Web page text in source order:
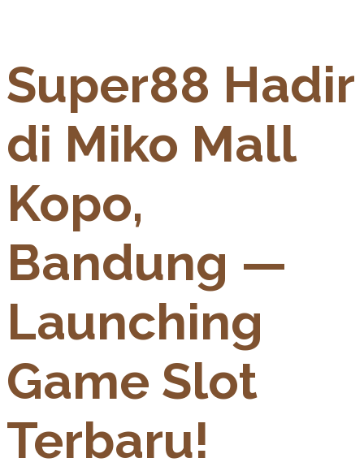
Super88 Hadir
di Miko Mall
Kopo,
Bandung —
Launching
Game Slot
Terbaru!